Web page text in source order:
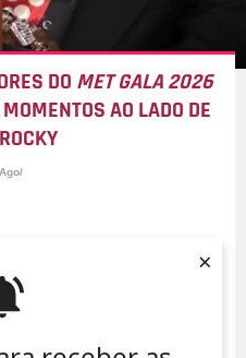
×
DO MET GALA 2026
AO LADO DE